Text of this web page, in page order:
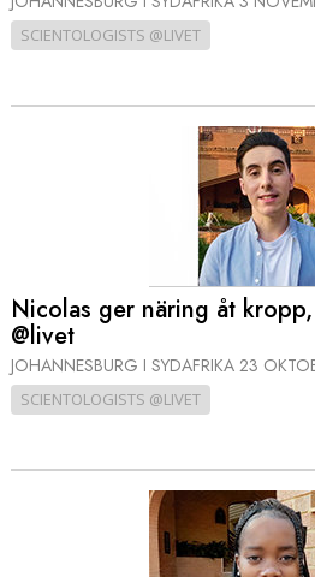
SCIENTOLOGISTS @LIVET
Nicolas ger näring åt
@livet
JOHANNESBURG I SYDAFRIKA 23
SCIENTOLOGISTS @LIVET